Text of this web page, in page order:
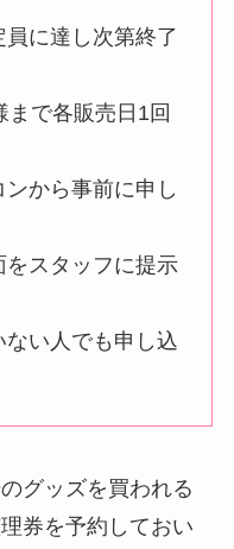
員に達し次第終了
まで各販売日1回
ンから事前に申し
をスタッフに提示
ない人でも申し込
グッズを買われる
券を予約しておい